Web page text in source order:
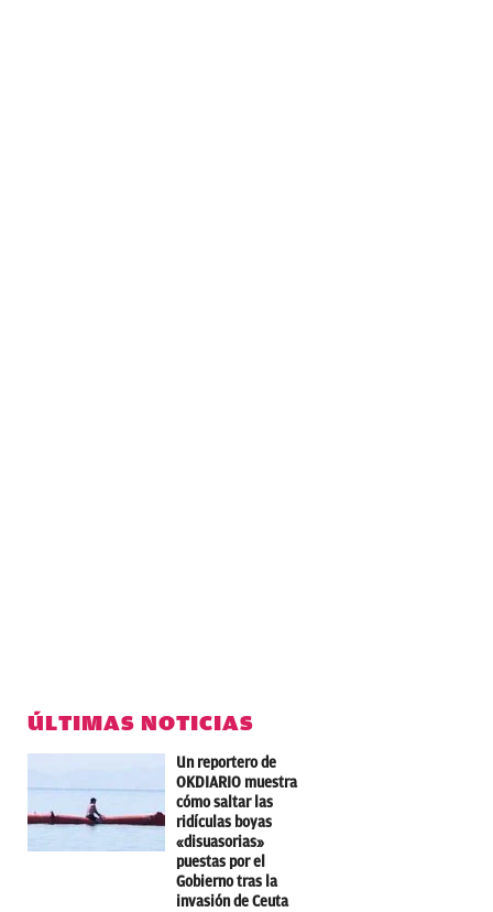
ÚLTIMAS NOTICIAS
Un reportero de
OKDIARIO muestra
cómo saltar las
ridículas boyas
«disuasorias»
puestas por el
Gobierno tras la
invasión de Ceuta